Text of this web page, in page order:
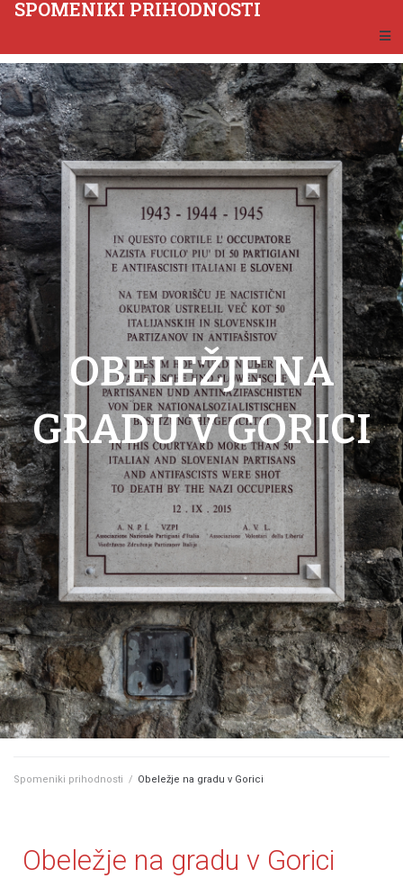
SPOMENIKI PRIHODNOSTI
OBELEŽJE NA
GRADU V GORICI
Spomeniki prihodnosti / Obeležje na gradu v Gorici
Obeležje na gradu v Gorici